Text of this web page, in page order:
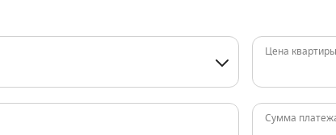
Цена квартиры
Сумма